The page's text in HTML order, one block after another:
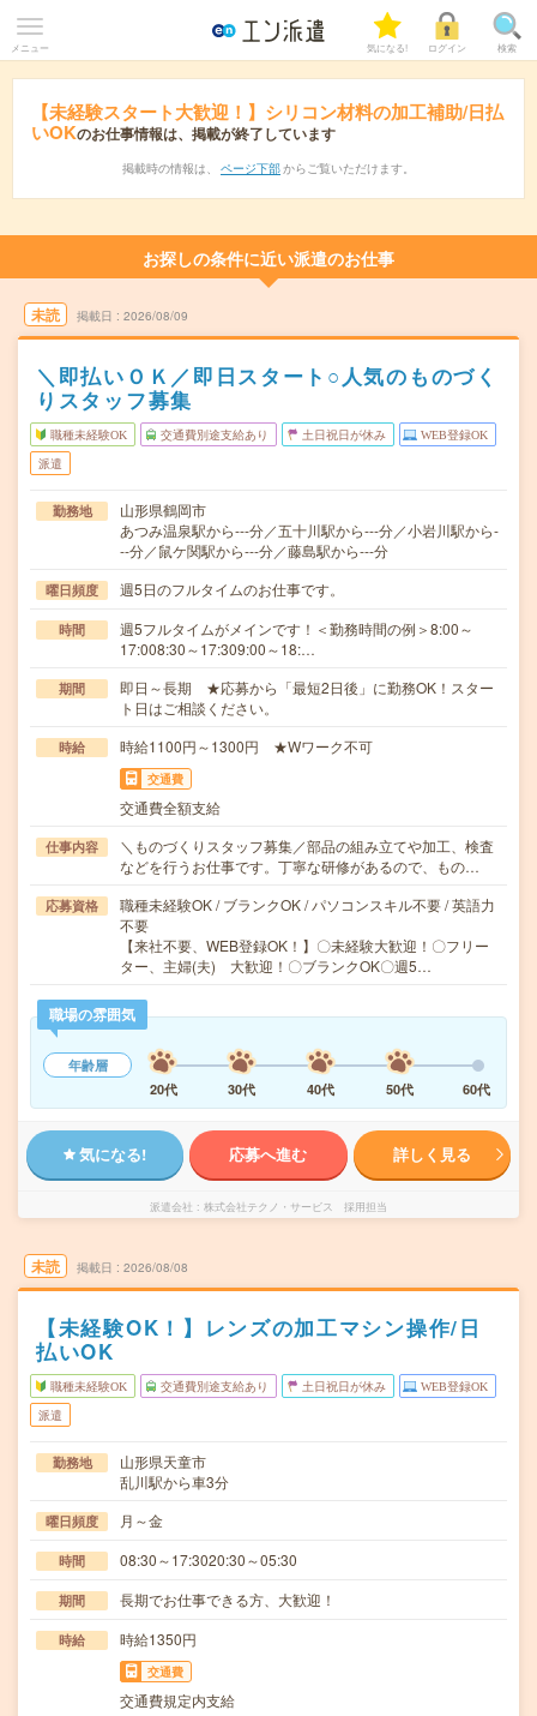
メニュー 気になる! ログイン 検索
【未経験スタート大歓迎！】シリコン材料の加工補助/日払
いOKのお仕事情報は、掲載が終了しています
掲載時の情報は、 ページ下部 からご覧いただけます。
お探しの条件に近い派遣のお仕事
未読 掲載日 2026/08/09
＼即払いＯＫ／即日スタート○人気のものづく
りスタッフ募集
職種未経験OK 交通費別途支給あり 土日祝日が休み WEB登録OK
派遣
勤務地
山形県鶴岡市
あつみ温泉駅から---分／五十川駅から---分／小岩川駅から-
--分／鼠ケ関駅から---分／藤島駅から---分
曜日頻度 週5日のフルタイムのお仕事です。
時間
週5フルタイムがメインです！＜勤務時間の例＞8:00～
17:008:30～17:309:00～18:…
期間
即日～長期 ★応募から「最短2日後」に勤務OK！スター
ト日はご相談ください。
時給 時給1100円～1300円 ★Wワーク不可
交通費
交通費全額支給
仕事内容
＼ものづくりスタッフ募集／部品の組み立てや加工、検査
などを行うお仕事です。丁寧な研修があるので、もの…
応募資格
職種未経験OK / ブランクOK / パソコンスキル不要 / 英語力
不要
【来社不要、WEB登録OK！】〇未経験大歓迎！〇フリー
ター、主婦(夫) 大歓迎！〇ブランクOK〇週5…
職場の雰囲気
年齢層
20代
30代 40代 50代 60代
気になる! 応募へ進む 詳しく見る
派遣会社 株式会社テクノ・サービス 採用担当
未読 掲載日 2026/08/08
【未経験OK！】レンズの加工マシン操作/日
払いOK
職種未経験OK 交通費別途支給あり 土日祝日が休み WEB登録OK
派遣
勤務地
山形県天童市
乱川駅から車3分
曜日頻度 月～金
時間 08:30～17:3020:30～05:30
期間 長期でお仕事できる方、大歓迎！
時給 時給1350円
交通費
交通費規定内支給